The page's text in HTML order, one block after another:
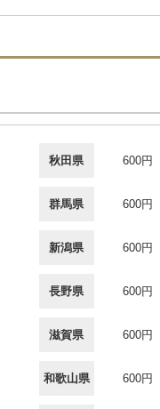
秋田県 600円
群馬県 600円
新潟県 600円
長野県 600円
滋賀県 600円
和歌山県 600円